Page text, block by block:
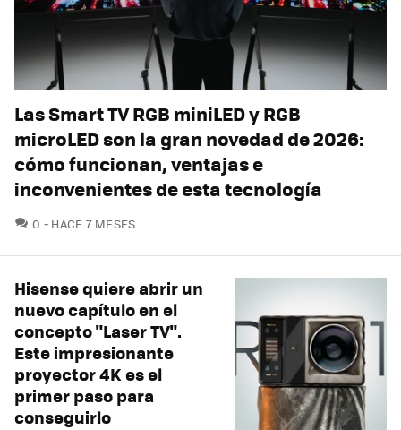
Las Smart TV RGB miniLED y RGB
microLED son la gran novedad de 2026:
cómo funcionan, ventajas e
inconvenientes de esta tecnología
0 COMENTARIOS
HACE 7 MESES
Hisense quiere abrir un
nuevo capítulo en el
concepto "Laser TV".
Este impresionante
proyector 4K es el
primer paso para
conseguirlo